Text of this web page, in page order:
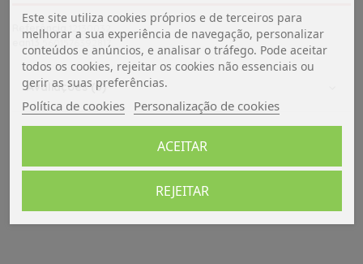
Referência
5601576392817
Avaliações (0)
Este site utiliza cookies próprios e de terceiros para
melhorar a sua experiência de navegação, personalizar
conteúdos e anúncios, e analisar o tráfego. Pode aceitar
todos os cookies, rejeitar os cookies não essenciais ou
gerir as suas preferências.
Política de cookies Personalização de cookies
REJEITAR
ACEITAR